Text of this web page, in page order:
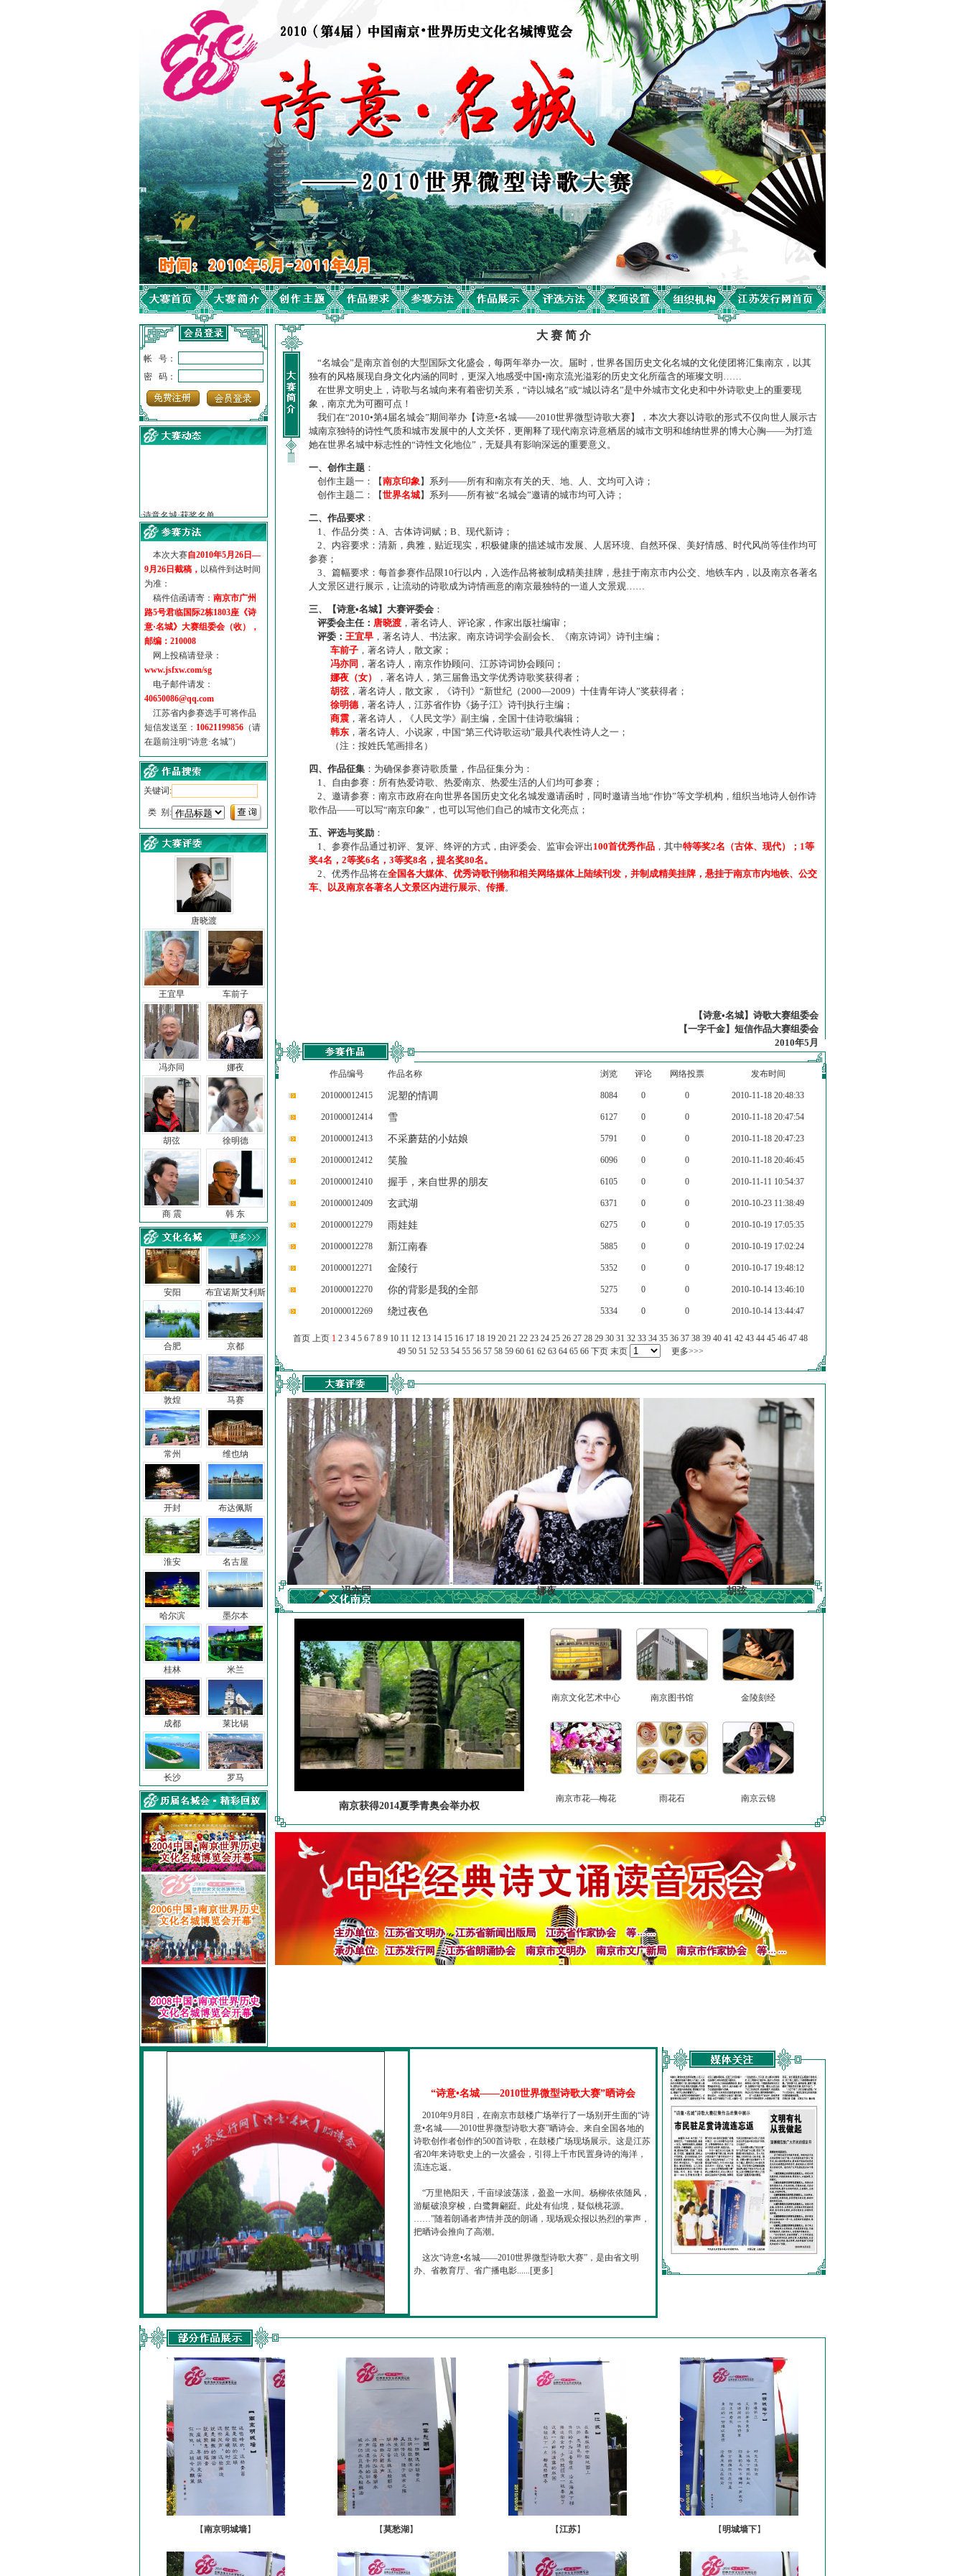
帐 号：
密 码：
·诗意名城·地铁时间
地铁完美呈现【诗意·名城...
参赛作品多达5000多首
“诗意·名城”晒诗会
特别通知--致广大诗词爱好...
本次大赛自2010年5月26日—
9月26日截稿， 以稿件到达时间
为准：
稿件信函请寄： 南京市广州
路5号君临国际2栋1803座《诗
意·名城》大赛组委会（收），
邮编：210008
网上投稿请登录：
www.jsfxw.com/sg
电子邮件请发：
40650086@qq.com
江苏省内参赛选手可将作品
短信发送至： 10621199856 （请
在题前注明“诗意·名城”）
关键词:
类 别:
唐晓渡
王宜早 车前子
冯亦同 娜夜
胡弦 徐明德
商 震 韩 东
安阳
合肥
敦煌
常州
开封
淮安
哈尔滨
桂林
成都
长沙
布宜诺斯艾利斯
京都
马赛
维也纳
布达佩斯
名古屋
墨尔本
米兰
莱比锡
罗马
大 赛 简 介
“名城会”是南京首创的大型国际文化盛会，每两年举办一次。届时，世界各国历史文化名城的文化使团将汇集南京，以其
独有的风格展现自身文化内涵的同时，更深入地感受中国•南京流光溢彩的历史文化所蕴含的璀璨文明……
在世界文明史上，诗歌与名城向来有着密切关系，“诗以城名”或“城以诗名”是中外城市文化史和中外诗歌史上的重要现
象，南京尤为可圈可点！
我们在“2010•第4届名城会”期间举办【诗意•名城——2010世界微型诗歌大赛】，本次大赛以诗歌的形式不仅向世人展示古
城南京独特的诗性气质和城市发展中的人文关怀，更阐释了现代南京诗意栖居的城市文明和雄纳世界的博大心胸——为打造
她在世界名城中标志性的“诗性文化地位”，无疑具有影响深远的重要意义。
一、创作主题 ：
创作主题一：【南京印象】系列——所有和南京有关的天、地、人、文均可入诗；
创作主题二：【世界名城】系列——所有被“名城会”邀请的城市均可入诗；
二、作品要求 ：
1、作品分类：A、古体诗词赋；B、现代新诗；
2、内容要求：清新，典雅，贴近现实，积极健康的描述城市发展、人居环境、自然环保、美好情感、时代风尚等佳作均可
参赛；
3、篇幅要求：每首参赛作品限10行以内，入选作品将被制成精美挂牌，悬挂于南京市内公交、地铁车内，以及南京各著名
人文景区进行展示，让流动的诗歌成为诗情画意的南京最独特的一道人文景观……
三、【诗意•名城】大赛评委会 ：
评委会主任： 唐晓渡 ，著名诗人、评论家，作家出版社编审；
评委： 王宜早 ，著名诗人、书法家。南京诗词学会副会长、《南京诗词》诗刊主编；
车前子 ，著名诗人，散文家；
冯亦同 ，著名诗人，南京作协顾问、江苏诗词协会顾问；
娜夜（女）
，著名诗人，第三届鲁迅文学优秀诗歌奖获得者；
胡弦，著名诗人，散文家，《诗刊》“新世纪（2000—2009）十佳青年诗人”奖获得者；
徐明德，著名诗人，江苏省作协《扬子江》诗刊执行主编；
商震 ，著名诗人，《人民文学》副主编，全国十佳诗歌编辑；
韩东 ，著名诗人、小说家，中国“第三代诗歌运动”最具代表性诗人之一；
（注：按姓氏笔画排名）
四、作品征集 ：为确保参赛诗歌质量，作品征集分为：
1、自由参赛：所有热爱诗歌、热爱南京、热爱生活的人们均可参赛；
2、邀请参赛：南京市政府在向世界各国历史文化名城发邀请函时，同时邀请当地“作协”等文学机构，组织当地诗人创作诗
歌作品——可以写“南京印象”，也可以写他们自己的城市文化亮点；
五、评选与奖励 ：
1、参赛作品通过初评、复评、终评的方式，由评委会、监审会评出 100首优秀作品 ，其中特等奖2名（古体、现代）；1等
奖4名，2等奖6名，3等奖8名，提名奖80名。
2、优秀作品将在全国各大媒体、优秀诗歌刊物和相关网络媒体上陆续刊发，并制成精美挂牌，悬挂于南京市内地铁、公交
车、以及南京各著名人文景区内进行展示、传播。
【诗意•名城】诗歌大赛组委会
【一字千金】短信作品大赛组委会
2010年5月
作品编号 作品名称 浏览 评论 网络投票 发布时间
201000012415 泥塑的情调 8084 0 0 2010-11-18 20:48:33
201000012414 雪 6127 0 0 2010-11-18 20:47:54
201000012413 不采蘑菇的小姑娘 5791 0 0 2010-11-18 20:47:23
201000012412 笑脸 6096 0 0 2010-11-18 20:46:45
201000012410 握手，来自世界的朋友 6105 0 0 2010-11-11 10:54:37
201000012409 玄武湖 6371 0 0 2010-10-23 11:38:49
201000012279 雨娃娃 6275 0 0 2010-10-19 17:05:35
201000012278 新江南春 5885 0 0 2010-10-19 17:02:24
201000012271 金陵行 5352 0 0 2010-10-17 19:48:12
201000012270 你的背影是我的全部 5275 0 0 2010-10-14 13:46:10
201000012269 绕过夜色 5334 0 0 2010-10-14 13:44:47
首页 上页 1 2 3 4 5 6 7 8 9 10 11 12 13 14 15 16 17 18 19 20 21 22 23 24 25 26 27 28 29 30 31 32 33 34 35 36 37 38 39 40 41 42 43 44 45 46 47 48
49 50 51 52 53 54 55 56 57 58 59 60 61 62 63 64 65 66 下页 末页 更多>>>
冯亦同 娜夜 胡弦
南京文化艺术中心 南京图书馆 金陵刻经
南京市花—梅花 雨花石 南京云锦
南京获得2014夏季青奥会举办权
“诗意•名城——2010世界微型诗歌大赛”晒诗会
2010年9月8日，在南京市鼓楼广场举行了一场别开生面的“诗
意•名城——2010世界微型诗歌大赛”晒诗会。来自全国各地的
诗歌创作者创作的500首诗歌，在鼓楼广场现场展示。这是江苏
省20年来诗歌史上的一次盛会，引得上千市民置身诗的海洋，
流连忘返。
“万里艳阳天，千亩绿波荡漾，盈盈一水间。杨柳依依随风，
游艇破浪穿梭，白鹭舞翩跹。此处有仙境，疑似桃花源。
……”随着朗诵者声情并茂的朗诵，现场观众报以热烈的掌声，
把晒诗会推向了高潮。
这次“诗意•名城——2010世界微型诗歌大赛”，是由省文明
办、省教育厅、省广播电影......[更多]
【南京明城墙】 【莫愁湖 】 【江苏】 【明城墙下】